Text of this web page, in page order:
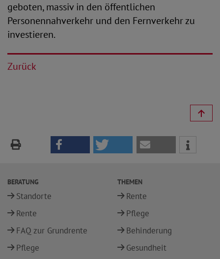
geboten, massiv in den öffentlichen
Personennahverkehr und den Fernverkehr zu
investieren.
Zurück
BERATUNG
Standorte
Rente
FAQ zur Grundrente
Pflege
THEMEN
Rente
Pflege
Behinderung
Gesundheit